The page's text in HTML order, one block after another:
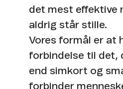
det mest effektive
aldrig står stille. ​
Vores formål er at
forbindelse til det,
end simkort og
forbinder